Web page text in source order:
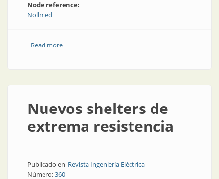
Node reference:
Nöllmed
Read moreabout Shelters a prueba de balas
Nuevos shelters de
extrema resistencia
Publicado en: Revista Ingeniería Eléctrica
Número:360